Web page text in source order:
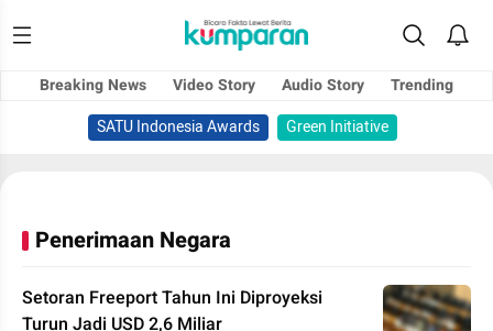
Breaking News Video Story Audio Story
Trending
SATU Indonesia Awards
Green Initiative
Penerimaan Negara
Setoran Freeport Tahun Ini Diproyeksi
Turun Jadi USD 2,6 Miliar